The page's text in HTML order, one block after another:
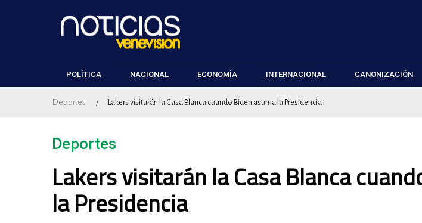
POLÍTICA NACIONAL ECONOMÍA INTERNACIONAL CANONIZACIÓN
Deportes / Lakers visitarán la Casa Blanca cuando Biden asuma la Presidencia
Deportes
Lakers visitarán la Casa Blanca
la Presidencia